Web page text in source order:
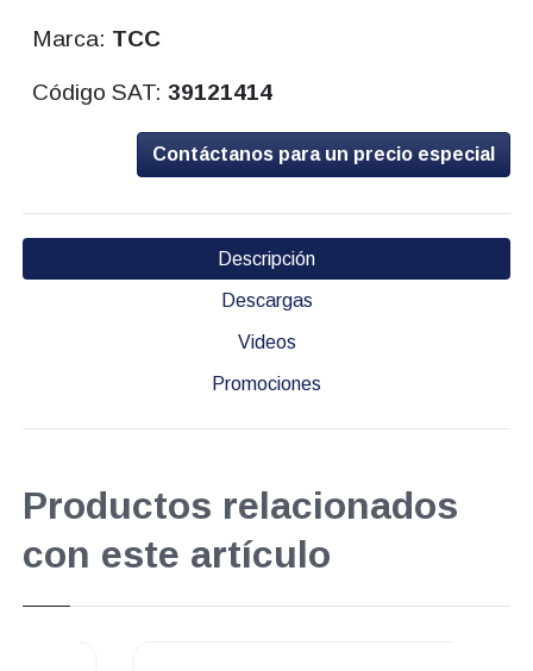
Marca: TCC
Código SAT:39121414
Contáctanos para un precio especial
Descripción
Descargas
Videos
Promociones
Productos relacionados
con este artículo